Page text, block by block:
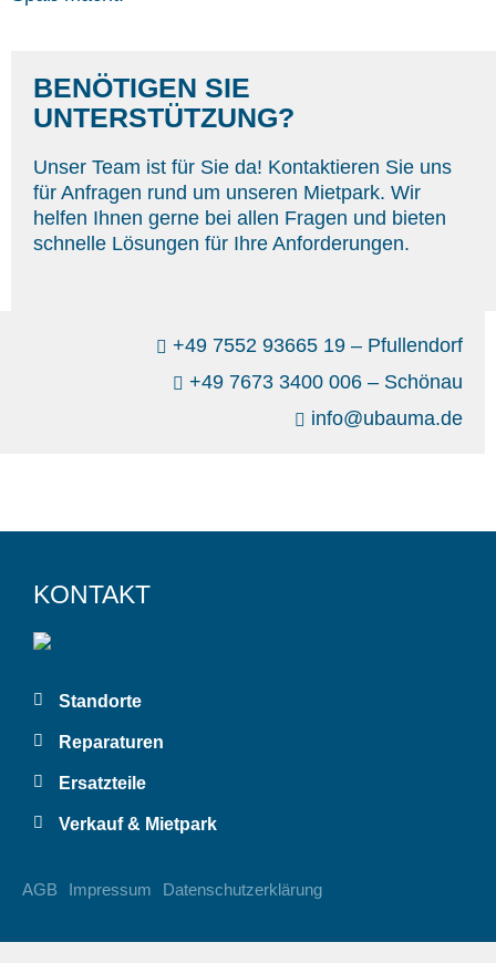
BENÖTIGEN SIE
UNTERSTÜTZUNG?
Unser Team ist für Sie da! Kontaktieren Sie uns
für Anfragen rund um unseren Mietpark. Wir
helfen Ihnen gerne bei allen Fragen und bieten
schnelle Lösungen für Ihre Anforderungen.
+49 7552 93665 19 – Pfullendorf
+49 7673 3400 006 – Schönau
info@ubauma.de
KONTAKT
Standorte
Reparaturen
Ersatzteile
Verkauf & Mietpark
AGB Impressum Datenschutzerklärung